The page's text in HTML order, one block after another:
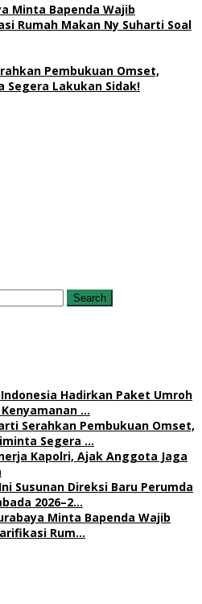
Minta Bapenda Wajib
Rumah Makan Ny Suharti Soal
Pembukuan Omset,
Segera Lakukan Sidak!
Hadirkan Paket Umroh
…
Serahkan Pembukuan Omset,
Segera …
Kapolri, Ajak Anggota Jaga
Susunan Direksi Baru Perumda
2026–2…
Minta Bapenda Wajib
Rum…